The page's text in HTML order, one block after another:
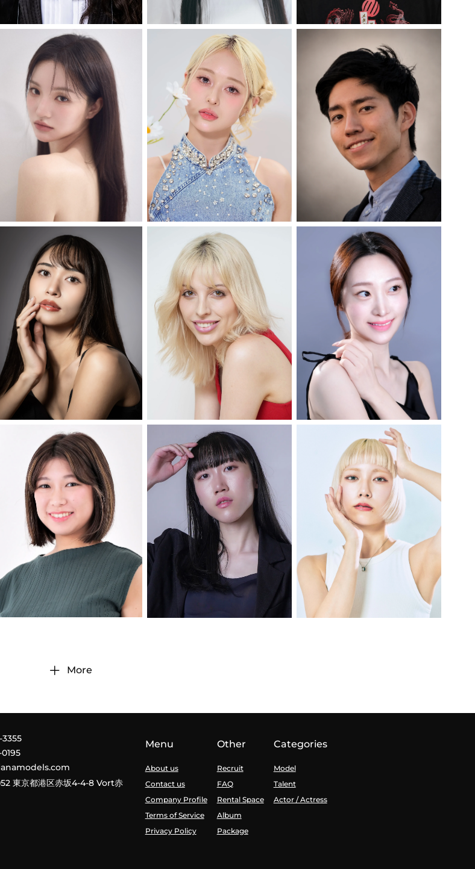
More
東京都港区赤坂4-4-8 Vort赤
Menu
About us
Contact us
Company Profile
Terms of Service
Privacy Policy
Other
Recruit
FAQ
Rental Space
Album
Package
Categories
Model
Talent
Actor / Actress